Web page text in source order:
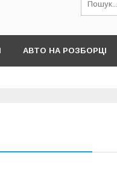
АВТО НА РОЗБОРЦІ